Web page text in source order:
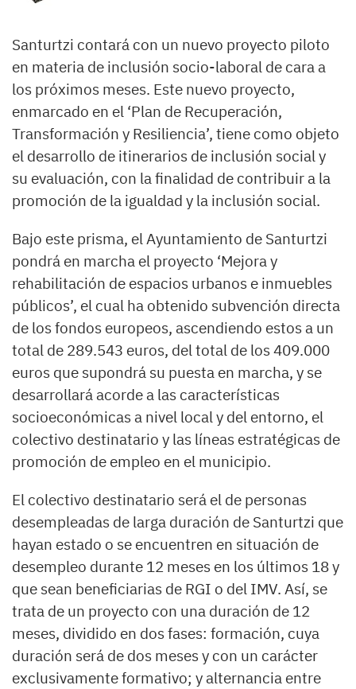
Santurtzi contará con un nuevo proyecto piloto
en materia de inclusión socio-laboral de cara a
los próximos meses. Este nuevo proyecto,
enmarcado en el ‘Plan de Recuperación,
Transformación y Resiliencia’, tiene como objeto
el desarrollo de itinerarios de inclusión social y
su evaluación, con la finalidad de contribuir a la
promoción de la igualdad y la inclusión social.
Bajo este prisma, el Ayuntamiento de Santurtzi
pondrá en marcha el proyecto ‘Mejora y
rehabilitación de espacios urbanos e inmuebles
públicos’, el cual ha obtenido subvención directa
de los fondos europeos, ascendiendo estos a un
total de 289.543 euros, del total de los 409.000
euros que supondrá su puesta en marcha, y se
desarrollará acorde a las características
socioeconómicas a nivel local y del entorno, el
colectivo destinatario y las líneas estratégicas de
promoción de empleo en el municipio.
El colectivo destinatario será el de personas
desempleadas de larga duración de Santurtzi que
hayan estado o se encuentren en situación de
desempleo durante 12 meses en los últimos 18 y
que sean beneficiarias de RGI o del IMV. Así, se
trata de un proyecto con una duración de 12
meses, dividido en dos fases: formación, cuya
duración será de dos meses y con un carácter
exclusivamente formativo; y alternancia entre